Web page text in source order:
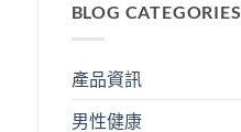
BLOG CATEGORIES
產品資訊
男性健康